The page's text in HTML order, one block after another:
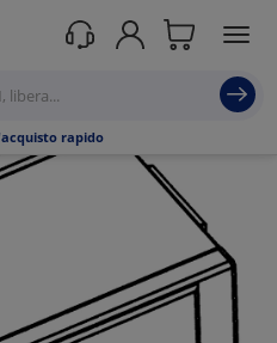
rapido
e Accessori /Passerelle